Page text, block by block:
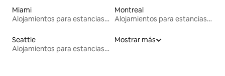
Miami
Alojamientos para estancias largas
Montreal
Alojamientos para estancias largas
Seattle
Alojamientos para estancias largas
Mostrar más